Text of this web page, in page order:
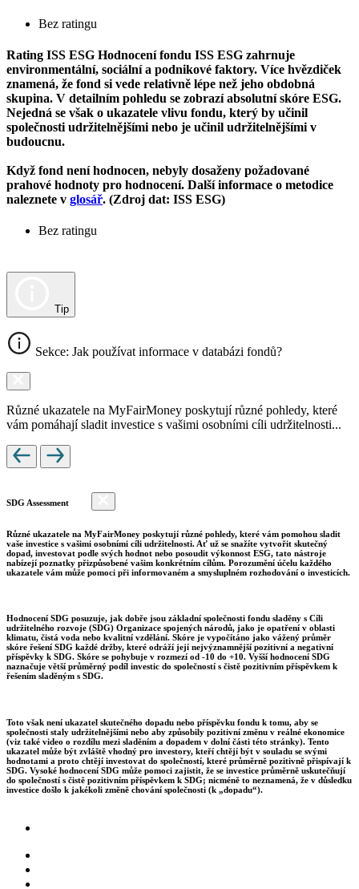
Bez ratingu
Rating ISS ESG Hodnocení fondu ISS ESG zahrnuje
environmentální, sociální a podnikové faktory. Více hvězdiček
znamená, že fond si vede relativně lépe než jeho obdobná
skupina. V detailním pohledu se zobrazí absolutní skóre ESG.
Nejedná se však o ukazatele vlivu fondu, který by učinil
společnosti udržitelnějšími nebo je učinil udržitelnějšími v
budoucnu.
Když fond není hodnocen, nebyly dosaženy požadované
prahové hodnoty pro hodnocení. Další informace o metodice
naleznete v glosář. (Zdroj dat: ISS ESG)
Bez ratingu
Tip
Sekce: Jak používat informace v databázi fondů?
Různé ukazatele na MyFairMoney poskytují různé pohledy, které
vám pomáhají sladit investice s vašimi osobními cíli udržitelnosti...
SDG Assessment
Různé ukazatele na MyFairMoney poskytují různé pohledy, které vám pomohou sladit
vaše investice s vašimi osobními cíli udržitelnosti. Ať už se snažíte vytvořit skutečný
dopad, investovat podle svých hodnot nebo posoudit výkonnost ESG, tato nástroje
nabízejí poznatky přizpůsobené vašim konkrétním cílům. Porozumění účelu každého
ukazatele vám může pomoci při informovaném a smysluplném rozhodování o investicích.
Hodnocení SDG posuzuje, jak dobře jsou základní společnosti fondu sladěny s Cíli
udržitelného rozvoje (SDG) Organizace spojených národů, jako je opatření v oblasti
klimatu, čistá voda nebo kvalitní vzdělání. Skóre je vypočítáno jako vážený průměr
skóre řešení SDG každé držby, které odráží její nejvýznamnější pozitivní a negativní
příspěvky k SDG. Skóre se pohybuje v rozmezí od -10 do +10. Vyšší hodnocení SDG
naznačuje větší průměrný podíl investic do společností s čistě pozitivním příspěvkem k
řešením sladěným s SDG.
Toto však není ukazatel skutečného dopadu nebo příspěvku fondu k tomu, aby se
společnosti staly udržitelnějšími nebo aby způsobily pozitivní změnu v reálné ekonomice
(viz také video o rozdílu mezi sladěním a dopadem v dolní části této stránky). Tento
ukazatel může být zvláště vhodný pro investory, kteří chtějí být v souladu se svými
hodnotami a proto chtějí investovat do společností, které průměrně pozitivně přispívají k
SDG. Vysoké hodnocení SDG může pomoci zajistit, že se investice průměrně uskutečňují
do společností s čistě pozitivním příspěvkem k SDG; nicméně to neznamená, že v důsledku
investice došlo k jakékoli změně chování společnosti (k „dopadu“).